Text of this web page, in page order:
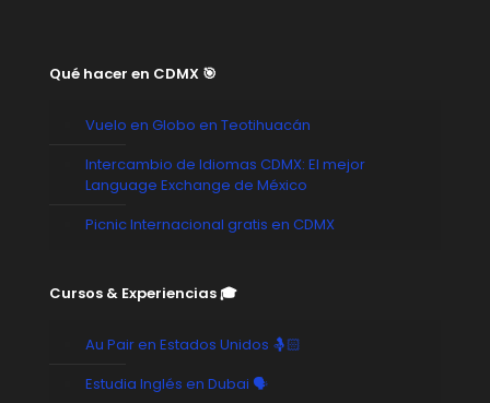
Qué hacer en CDMX 🎯
Vuelo en Globo en Teotihuacán
Intercambio de Idiomas CDMX: El mejor
Language Exchange de México
Picnic Internacional gratis en CDMX
Cursos & Experiencias 🎓
Au Pair en Estados Unidos 🤱🏻
Estudia Inglés en Dubai 🗣️